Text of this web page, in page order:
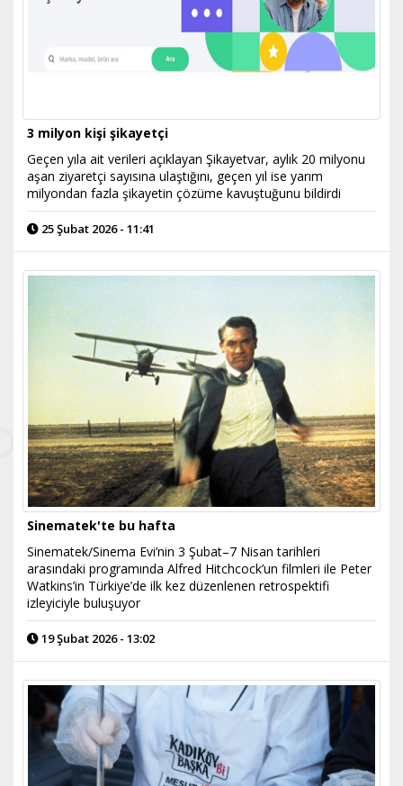
3 milyon kişi şikayetçi
Geçen yıla ait verileri açıklayan Şikayetvar, aylık 20 milyonu
aşan ziyaretçi sayısına ulaştığını, geçen yıl ise yarım
milyondan fazla şikayetin çözüme kavuştuğunu bildirdi
25 Şubat 2026 - 11:41
Sinematek'te bu hafta
Sinematek/Sinema Evi’nin 3 Şubat–7 Nisan tarihleri
arasındaki programında Alfred Hitchcock’un filmleri ile Peter
Watkins’in Türkiye’de ilk kez düzenlenen retrospektifi
izleyiciyle buluşuyor
19 Şubat 2026 - 13:02